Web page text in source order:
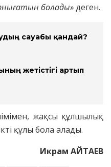
болады»деген.
сауабы қандай?
жетістігі артып
жақсы құлшылық
құлы бола алады.
Икрам АЙТАЕВ